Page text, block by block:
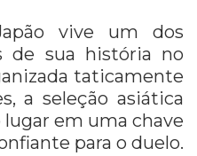
vive um dos
de sua história no
taticamente
a seleção asiática
em uma chave
para o duelo.